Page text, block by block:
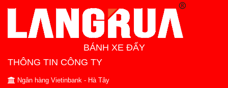
BÁNH XE ĐẨY
THÔNG TIN CÔNG TY
Ngân hàng Vietinbank - Hà Tây